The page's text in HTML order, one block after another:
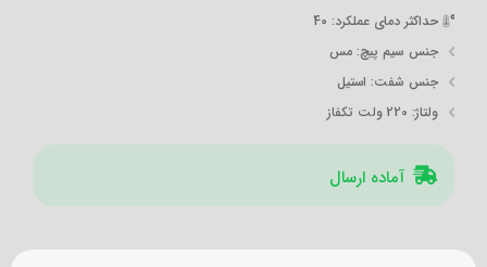
حداکثر دمای عملکرد: 40
جنس سیم پیچ: مس
جنس شفت: استیل
ولتاژ: 220 ولت تکفاز
آماده ارسال